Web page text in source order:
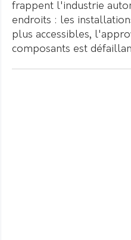
frappent l'industrie
endroits : les
plus accessibles,
composants est